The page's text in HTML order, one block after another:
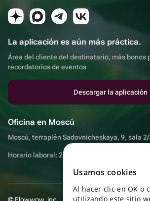
La aplicación es aún más práctica.
Área del cliente del destinatario, más bonos
recordatorios de eventos
Descargar la aplicación
Oficina en Moscú
Moscú, terraplén Sadovnicheskaya, 9, sala
Horario laboral: 24 horas
© Flowwow, inc
Usamos cookies
Al hacer clic en OK o
utilizando este sitio